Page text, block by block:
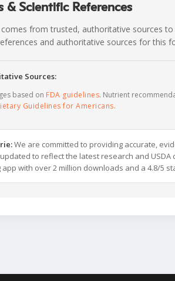
& Scientific References
from trusted, authoritative sources to
and authoritative sources for this
Sources:
based on FDA guidelines. Nutrient
Guidelines for Americans.
We are committed to providing accurate,
to reflect the latest research and
with over 2 million downloads and a 4.8/5